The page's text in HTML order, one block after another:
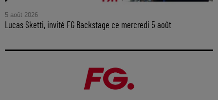
5 août 2026
Lucas Sketti, invité FG Backstage ce mercredi 5 août